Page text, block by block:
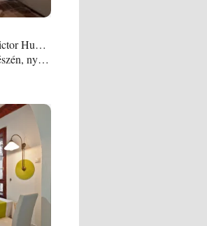
Budapest XIII. kerület Victor Hugo utca 25-27 apartman
A pesti belváros északi részén, nyugodt és biztonságos környezetben várja vendégeit több studió apartman, ahonnan a Duna-part, valamint a város számos látványossága mindössze pár perces sétával is könnyen megközelíthető. A város távolabbi részei autóval és tömegközlekedési eszközökkel is jól elérhetők. A légkondicionált 22négyzetméteres stúdió apartmanokhoz saját zuhanyzós fürdőszoba, hajszárító, LCD-es kábeltévé, főzési lehetőséget kínáló, mikróval és hűtőszekrénnyel is felszerelt konyhasarok, valamint ingyenes WI-FI tartozik. Kisállatokkal is szeretettel várjuk vendégeinket. Mindenki számára remek választás akinek fontos a központi elhelyezkedés és a kedvező ár. A kikapcsolódást és mozgást kedvelő vendégeket a közeli Margitszigeten szépen gondozott zöldterületek, nyitott és fedett uszodák, teniszpályák, éttermek és szórakozóhelyek várják. További szórakozási lehetőséget nyújt a közelben a Nyugati Pályaudvarnál található West End City Center, Közép-Európa legnagyobb bevásárlóközpontja.